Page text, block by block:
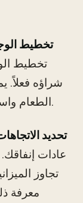
تخطيط
تخطيط
شراؤه فعلاً.
الطعام واستخدام الموارد بشكل أكثر كفاءة.
تحديد
عادات
تجاوز
معرفة